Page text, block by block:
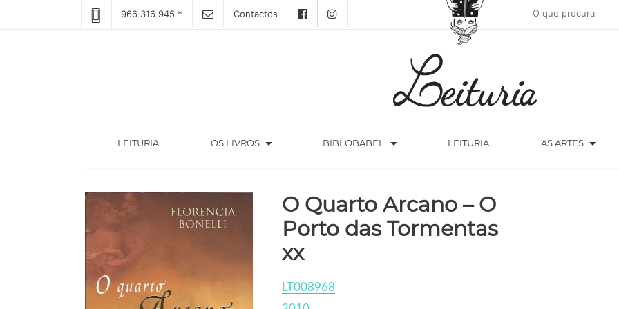
966 316 945 * Contactos
LEITURIA(CURRENT) OS LIVROS arrow_drop_down BIBLOBABEL arrow_drop_down LEITURIA AS ARTES arrow_drop_down
O Quarto Arcano – O
Porto das Tormentas
xx
LT008968